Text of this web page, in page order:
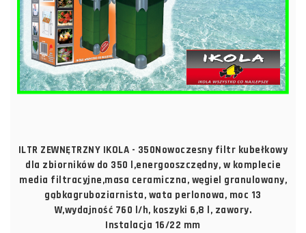
ILTR ZEWNĘTRZNY IKOLA - 350Nowoczesny filtr kubełkowy
dla zbiorników do 350 l,energooszczędny, w komplecie
media filtracyjne,masa ceramiczna, węgiel granulowany,
gąbkagruboziarnista, wata perlonowa, moc 13
W,wydajność 760 l/h, koszyki 6,8 l, zawory.
Instalacja 16/22 mm